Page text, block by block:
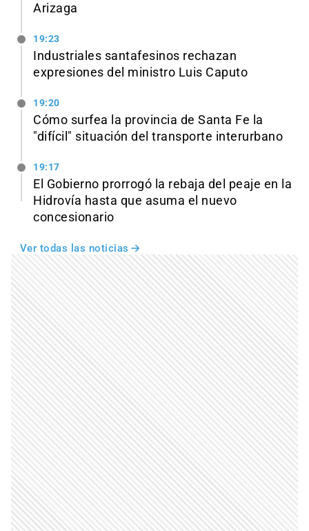
Arizaga
19:23
Industriales santafesinos rechazan
expresiones del ministro Luis Caputo
19:20
Cómo surfea la provincia de Santa Fe la
"difícil" situación del transporte interurbano
19:17
El Gobierno prorrogó la rebaja del peaje en la
Hidrovía hasta que asuma el nuevo
concesionario
Ver todas las noticias